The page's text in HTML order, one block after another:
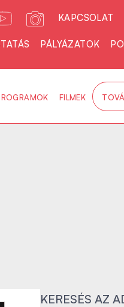
KAPCSOLAT
PÁLYÁZATOK
FILMEK
KERESÉS AZ